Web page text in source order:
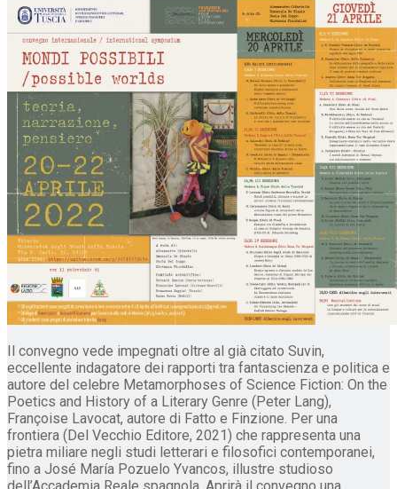
Il convegno vede impegnati oltre al già citato Suvin,
eccellente indagatore dei rapporti tra fantascienza e politica e
autore del celebre Metamorphoses of Science Fiction: On the
Poetics and History of a Literary Genre (Peter Lang),
Françoise Lavocat, autore di Fatto e Finzione. Per una
frontiera (Del Vecchio Editore, 2021) che rappresenta una
pietra miliare negli studi letterari e filosofici contemporanei,
fino a José María Pozuelo Yvancos, illustre studioso